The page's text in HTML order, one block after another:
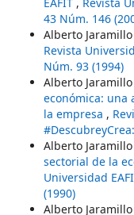
43 Núm. 146
Alberto
Revista
Núm. 93 (1994)
Alberto
económica: una
la empresa ,
Alberto
sectorial de la
Universidad
(1990)
Alberto